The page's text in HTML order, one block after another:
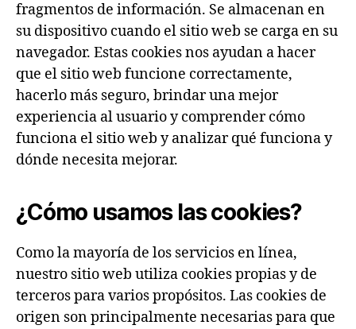
fragmentos de información. Se almacenan en
su dispositivo cuando el sitio web se carga en su
navegador. Estas cookies nos ayudan a hacer
que el sitio web funcione correctamente,
hacerlo más seguro, brindar una mejor
experiencia al usuario y comprender cómo
funciona el sitio web y analizar qué funciona y
dónde necesita mejorar.
¿Cómo usamos las cookies?
Como la mayoría de los servicios en línea,
nuestro sitio web utiliza cookies propias y de
terceros para varios propósitos. Las cookies de
origen son principalmente necesarias para que